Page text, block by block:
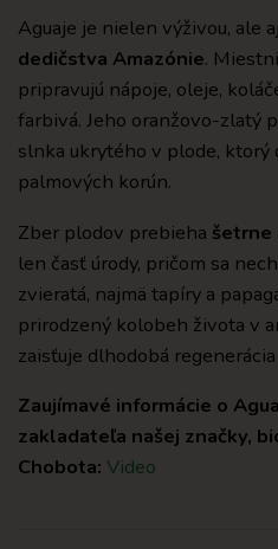
Aguaje je nielen výživou, ale
dedičstva Amazónie.
pripravujú nápoje, oleje,
farbivá. Jeho oranžovo-zlatý
slnka ukrytého v plode,
palmových korún.
Zber plodov prebieha šetrne
len časť úrody, pričom sa
zvieratá, najmä tapíry a
prirodzený kolobeh života v
zaisťuje dlhodobá
Zaujímavé informácie o
zakladateľa našej značky,
Chobota: Video